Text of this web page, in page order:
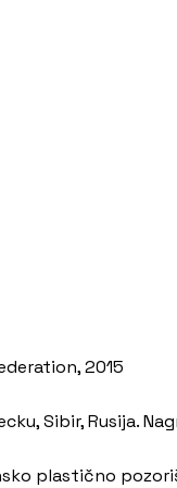
2015
Sibir, Rusija.
plastično